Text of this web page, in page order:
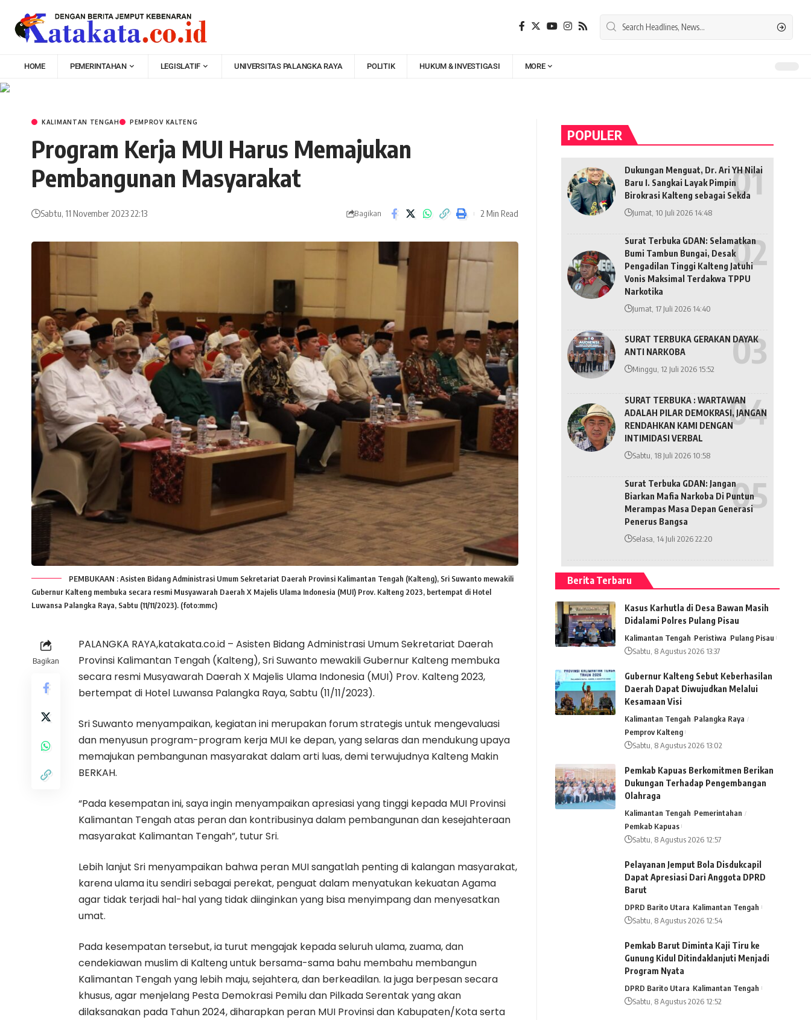
HOME PEMERINTAHAN LEGISLATIF UNIVERSITAS PALANGKA RAYA POLITIK HUKUM & INVESTIGASI MORE
KALIMANTAN TENGAH PEMPROV KALTENG
Program Kerja MUI Harus Memajukan
Pembangunan Masyarakat
Sabtu, 11 November 2023 22:13 Bagikan 2 Min Read
PEMBUKAAN : Asisten Bidang Administrasi Umum Sekretariat Daerah Provinsi Kalimantan Tengah (Kalteng), Sri Suwanto mewakili
Gubernur Kalteng membuka secara resmi Musyawarah Daerah X Majelis Ulama Indonesia (MUI) Prov. Kalteng 2023, bertempat di Hotel
Luwansa Palangka Raya, Sabtu (11/11/2023). (foto:mmc)
Bagikan
PALANGKA RAYA,katakata.co.id – Asisten Bidang Administrasi Umum Sekretariat Daerah
Provinsi Kalimantan Tengah (Kalteng), Sri Suwanto mewakili Gubernur Kalteng membuka
secara resmi Musyawarah Daerah X Majelis Ulama Indonesia (MUI) Prov. Kalteng 2023,
bertempat di Hotel Luwansa Palangka Raya, Sabtu (11/11/2023).
Sri Suwanto menyampaikan, kegiatan ini merupakan forum strategis untuk mengevaluasi
dan menyusun program-program kerja MUI ke depan, yang selaras dan mendukung upaya
memajukan pembangunan masyarakat dalam arti luas, demi terwujudnya Kalteng Makin
BERKAH.
“Pada kesempatan ini, saya ingin menyampaikan apresiasi yang tinggi kepada MUI Provinsi
Kalimantan Tengah atas peran dan kontribusinya dalam pembangunan dan kesejahteraan
masyarakat Kalimantan Tengah”, tutur Sri.
Lebih lanjut Sri menyampaikan bahwa peran MUI sangatlah penting di kalangan masyarakat,
karena ulama itu sendiri sebagai perekat, penguat dalam menyatukan kekuatan Agama
agar tidak terjadi hal-hal yang tidak diinginkan yang bisa menyimpang dan menyesatkan
umat.
Pada kesempatan tersebut, ia turut mengajak kepada seluruh ulama, zuama, dan
cendekiawan muslim di Kalteng untuk bersama-sama bahu membahu membangun
Kalimantan Tengah yang lebih maju, sejahtera, dan berkeadilan. Ia juga berpesan secara
khusus, agar menjelang Pesta Demokrasi Pemilu dan Pilkada Serentak yang akan
dilaksanakan pada Tahun 2024, diharapkan peran MUI Provinsi dan Kabupaten/Kota serta
POPULER
Dukungan Menguat, Dr. Ari YH Nilai
Baru I. Sangkai Layak Pimpin
Birokrasi Kalteng sebagai Sekda
Jumat, 10 Juli 2026 14:48
Surat Terbuka GDAN: Selamatkan
Bumi Tambun Bungai, Desak
Pengadilan Tinggi Kalteng Jatuhi
Vonis Maksimal Terdakwa TPPU
Narkotika
Jumat, 17 Juli 2026 14:40
SURAT TERBUKA GERAKAN DAYAK
ANTI NARKOBA
Minggu, 12 Juli 2026 15:52
SURAT TERBUKA : WARTAWAN
ADALAH PILAR DEMOKRASI, JANGAN
RENDAHKAN KAMI DENGAN
INTIMIDASI VERBAL
Sabtu, 18 Juli 2026 10:58
Surat Terbuka GDAN: Jangan
Biarkan Mafia Narkoba Di Puntun
Merampas Masa Depan Generasi
Penerus Bangsa
Selasa, 14 Juli 2026 22:20
Berita Terbaru
Kasus Karhutla di Desa Bawan Masih
Didalami Polres Pulang Pisau
Kalimantan Tengah Peristiwa Pulang Pisau
Sabtu, 8 Agustus 2026 13:37
Gubernur Kalteng Sebut Keberhasilan
Daerah Dapat Diwujudkan Melalui
Kesamaan Visi
Kalimantan Tengah Palangka Raya
Pemprov Kalteng
Sabtu, 8 Agustus 2026 13:02
Pemkab Kapuas Berkomitmen Berikan
Dukungan Terhadap Pengembangan
Olahraga
Kalimantan Tengah Pemerintahan
Pemkab Kapuas
Sabtu, 8 Agustus 2026 12:57
Pelayanan Jemput Bola Disdukcapil
Dapat Apresiasi Dari Anggota DPRD
Barut
DPRD Barito Utara Kalimantan Tengah
Sabtu, 8 Agustus 2026 12:54
Pemkab Barut Diminta Kaji Tiru ke
Gunung Kidul Ditindaklanjuti Menjadi
Program Nyata
DPRD Barito Utara Kalimantan Tengah
Sabtu, 8 Agustus 2026 12:52